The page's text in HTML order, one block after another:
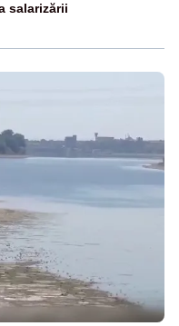
salarizării